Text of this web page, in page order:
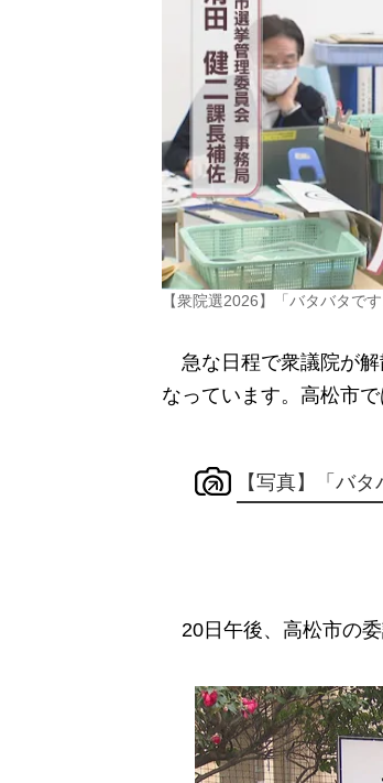
【衆院選2026】「バタバタ
急な日程で衆議院が解
なっています。高松市
【写真】「バ
20日午後、高松市の委